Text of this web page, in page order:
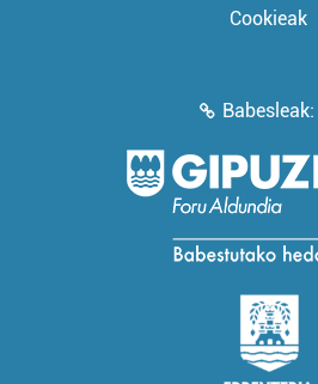
Cookieak
Babesleak: